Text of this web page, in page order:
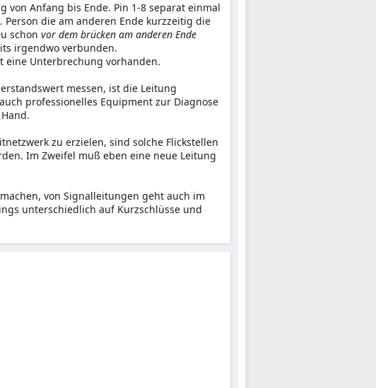
von Anfang bis Ende. Pin 1-8 separat einmal
die am anderen Ende kurzzeitig die
schon vor dem brücken am anderen Ende
irgendwo verbunden.
eine Unterbrechung vorhanden.
messen, ist die Leitung
professionelles Equipment zur Diagnose
zu erzielen, sind solche Flickstellen
Im Zweifel muß eben eine neue Leitung
von Signalleitungen geht auch im
unterschiedlich auf Kurzschlüsse und